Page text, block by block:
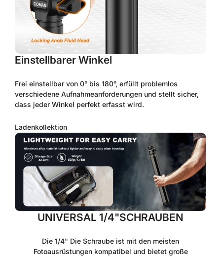
Einstellbarer Winkel
Frei einstellbar von 0° bis 180°, erfüllt problemlos
verschiedene Aufnahmeanforderungen und stellt sicher,
dass jeder Winkel perfekt erfasst wird.
Ladenkollektion
UNIVERSAL 1/4"SCHRAUBEN
Die 1/4" Die Schraube ist mit den meisten
Fotoausrüstungen kompatibel und bietet große